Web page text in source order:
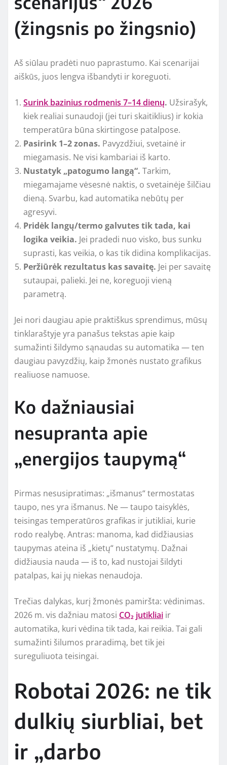
(žingsnis po žingsnio)
Aš siūlau pradėti nuo paprastumo. Kai scenarijai
aiškūs, juos lengva išbandyti ir koreguoti.
Surink bazinius rodmenis 7–14 dienų. Užsirašyk,
kiek realiai sunaudoji (jei turi skaitiklius) ir kokia
temperatūra būna skirtingose patalpose.
Pasirink 1–2 zonas. Pavyzdžiui, svetainė ir
miegamasis. Ne visi kambariai iš karto.
Nustatyk „patogumo langą“. Tarkim,
miegamajame vėsesnė naktis, o svetainėje šilčiau
dieną. Svarbu, kad automatika nebūtų per
agresyvi.
Pridėk langų/termo galvutes tik tada, kai
logika veikia. Jei pradedi nuo visko, bus sunku
suprasti, kas veikia, o kas tik didina komplikacijas.
Peržiūrėk rezultatus kas savaitę. Jei per savaitę
sutaupai, palieki. Jei ne, koreguoji vieną
parametrą.
Jei nori daugiau apie praktiškus sprendimus, mūsų
tinklaraštyje yra panašus tekstas apie kaip
sumažinti šildymo sąnaudas su automatika — ten
daugiau pavyzdžių, kaip žmonės nustato grafikus
realiuose namuose.
Ko dažniausiai
nesupranta apie
„energijos taupymą“
Pirmas nesusipratimas: „išmanus“ termostatas
taupo, nes yra išmanus. Ne — taupo taisyklės,
teisingas temperatūros grafikas ir jutikliai, kurie
rodo realybę. Antras: manoma, kad didžiausias
taupymas ateina iš „kietų“ nustatymų. Dažnai
didžiausia nauda — iš to, kad nustojai šildyti
patalpas, kai jų niekas nenaudoja.
Trečias dalykas, kurį žmonės pamiršta: vėdinimas.
2026 m. vis dažniau matosi CO₂ jutikliai ir
automatika, kuri vėdina tik tada, kai reikia. Tai gali
sumažinti šilumos praradimą, bet tik jei
sureguliuota teisingai.
Robotai 2026: ne tik
dulkių siurbliai, bet
ir „darbo